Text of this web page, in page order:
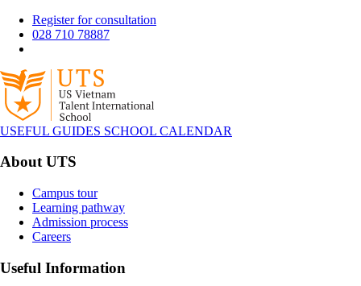
Register for consultation
028 710 78887
USEFUL GUIDES SCHOOL CALENDAR
About UTS
Campus tour
Learning pathway
Admission process
Careers
Useful Information